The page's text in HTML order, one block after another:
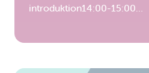
introduktion14:00-15:00…